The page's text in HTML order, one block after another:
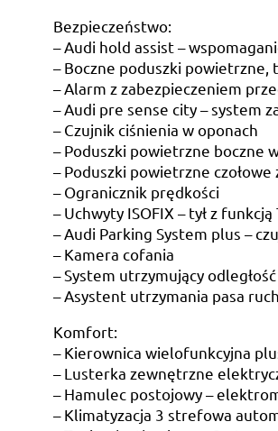
Bezpieczeństwo:
– Audi hold assist –
– Boczne poduszki powietrzne,
– Alarm z zabezpieczeniem
– Audi pre sense city – system
– Czujnik ciśnienia w oponach
– Poduszki powietrzne boczne
– Poduszki powietrzne
– Ogranicznik prędkości
– Uchwyty ISOFIX – tył z
– Audi Parking System plus –
– Kamera cofania
– System utrzymujący
– Asystent utrzymania pasa
Komfort:
– Kierownica wielofunkcyjna
– Lusterka zewnętrzne
– Hamulec postojowy –
– Klimatyzacja 3 strefowa